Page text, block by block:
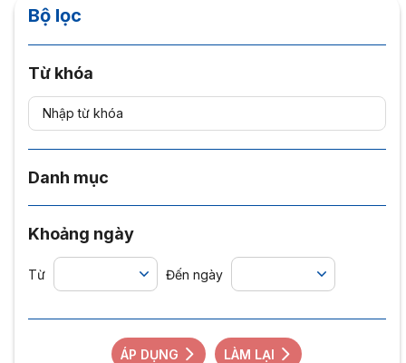
Bộ lọc
Từ khóa
Danh mục
Khoảng ngày
Từ Đến ngày
ÁP DỤNG LÀM LẠI